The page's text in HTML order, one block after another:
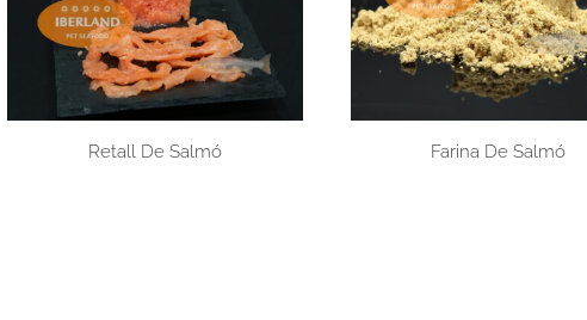
Retall De Salmó Farina De Salmó